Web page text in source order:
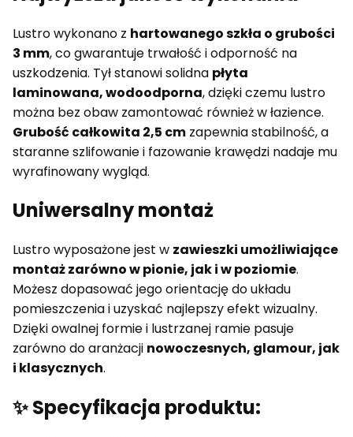
Lustro wykonano z hartowanego szkła o grubości
3 mm, co gwarantuje trwałość i odporność na
uszkodzenia. Tył stanowi solidna płyta
laminowana, wodoodporna, dzięki czemu lustro
można bez obaw zamontować również w łazience.
Grubość całkowita 2,5 cm zapewnia stabilność, a
staranne szlifowanie i fazowanie krawędzi nadaje mu
wyrafinowany wygląd.
Uniwersalny montaż
Lustro wyposażone jest w zawieszki umożliwiające
montaż zarówno w pionie, jak i w poziomie.
Możesz dopasować jego orientację do układu
pomieszczenia i uzyskać najlepszy efekt wizualny.
Dzięki owalnej formie i lustrzanej ramie pasuje
zarówno do aranżacji nowoczesnych, glamour, jak
i klasycznych.
✨ Specyfikacja produktu: